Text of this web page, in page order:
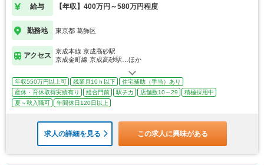
給与 【年収】400万円～580万円程度
勤務地 東京都 葛飾区
アクセス
京成本線 京成高砂駅
京成金町線 京成高砂駅…ほか
年収550万円以上可 残業月10ｈ以下
住宅補助（手当）あり
産休・育休取得実績有り
総合門前 駅チカ 店舗数10～29
積極採用中
夏～秋入職可
年間休日120日以上
求人の詳細を見る この求人に興味がある